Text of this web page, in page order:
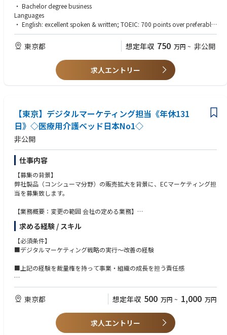
strategy;
・ Work with marketing director to execute the plan
・ Deliver cross-functional communication to leverage internal
resources to achieve unit and revenue growth targets, as well as start-up
s,
integrating various activities from R&D, health economics/reimbursemen
Regulatory, clinical, operations, sales & marketing to ensure industrial an
・ Comply with the compliance/ethic/code of conducts requirements
Group; ensure people are conducting business in a fair and ethical fashio
n.
Individuals in this role interpret and enforce company policy, procedure
s, and
business practices;
・ Encourage participation to scientific congresses, market/business intel
ligence,
networking in the field, in particular building a network with Perfusionist
community and Key Opinion Leader (KOL);
・ Define the associated strategy / road maps / plans for the various pro
duct
lines;
・ Deliver intensive cross-functional collaboration in order to align the di
players internal or external
・ Coordinate and facilitate the multi-functional activities around the tec
hnology
development from Quality, Regulatory, Clinical, Operations, etc. to ensur
e a
successful execution of the project;
・ Bachelor degree business
Languages
・ English: excellent spoken & written; TOEIC: 700 points over preferable
Experience/Professional requirement
・ Minimum 5 years experience in the medical device industry, including t
ime
spent in a marketing position
・ Ability to manage existed products
・ Having the knowledge of Neuromodulation preferable
・ Ability to understand, analyze and assess technical, clinical and scienti
fic
results;
・ Ability to work with multi-functional players (RA, Clinical, etc.);
・ Ability to use financial data;
・ Ability of strategic thinking and development of marketing strategies;
・ Ability of excellent communication / interpersonal skills;
・ Self-motivation, problem solving attitude, quick in action, good team
leader.
東京都 想定年収 750 万円 ~ 非公開
求人エントリー
【東京】デジタルマーケティング担当《年休131
日》◇医療用介護ベッド日本No1◇
非公開
仕事内容
【募集の背景】
弊社製品（コンシューマ分野）の販売拡大を背景に、ECマーケティング担
当を募集致します。
【業務概要：変更の範囲 会社の定める業務】
ベッド・マットレス・枕等製品といったコンシューマー向け製品の担当と
して、ECサイトのマーケティング担当をいただきます。
【製品について】
品や、スムーズにな眠りに導く電動リクライニング式ベッドなど、生活様
式の変化によってストレスを感じ睡眠の質が低下している人が多くなって
す。それに加えて、快適な睡眠環境の提案をコンシューマー向け消費財の
拡販にも力を入れていきたいと考えております。
【ワークライフバランスについて】
（1）残業時間は基本的に短く、会社として20:00までの退社としておりま
求める経験 / スキル
【必須条件】
■デジタルマーケティング戦略の実行～改善の経験
■上記の経験を裁量権を持って事業・組織の成長を担う責任感
【歓迎】
■広告・LP・施策の改善PDCAが回せる
■予算管理・KPI管理ができる
東京都 想定年収 500 万円 ~ 1,000 万円
求人エントリー